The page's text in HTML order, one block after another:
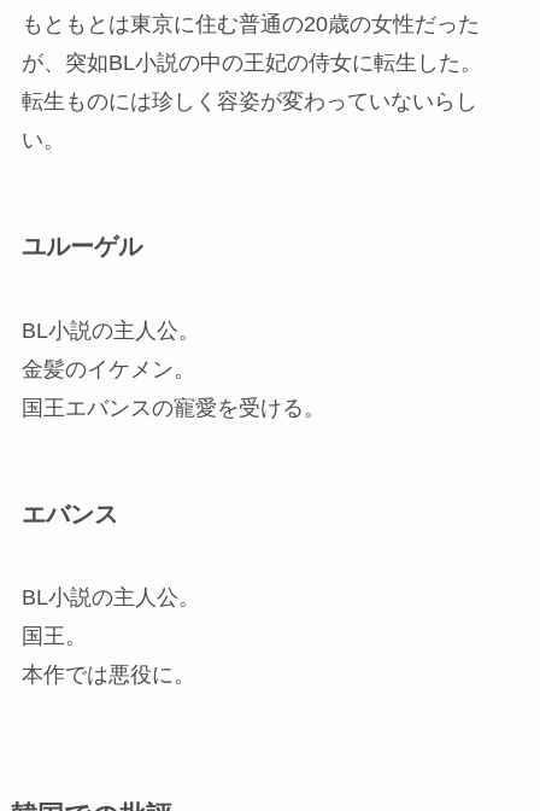
もともとは東京に住む普通の20歳の女性だった
が、突如BL小説の中の王妃の侍女に転生した。
転生ものには珍しく容姿が変わっていないらし
い。
ユルーゲル
BL小説の主人公。
金髪のイケメン。
国王エバンスの寵愛を受ける。
エバンス
BL小説の主人公。
国王。
本作では悪役に。